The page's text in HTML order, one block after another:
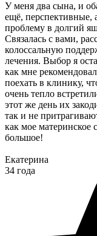
У меня два сына, и
ещё, перспективные,
проблему в долгий
Связалась с вами,
колоссальную
лечения. Выбор я
как мне
поехать в клинику,
очень тепло
этот же день их
так и не
как мое материнское
большое!
Екатерина
34 года